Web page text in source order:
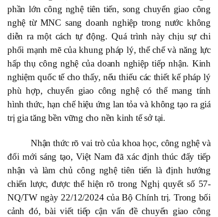
phần lớn công nghệ tiên tiến, song chuyển giao công
nghệ từ MNC sang doanh nghiệp trong nước không
diễn ra một cách tự động. Quá trình này chịu sự chi
phối mạnh mẽ của khung pháp lý, thể chế và năng lực
hấp thụ công nghệ của doanh nghiệp tiếp nhận. Kinh
nghiệm quốc tế cho thấy, nếu thiếu các thiết kế pháp lý
phù hợp, chuyển giao công nghệ có thể mang tính
hình thức, hạn chế hiệu ứng lan tỏa và không tạo ra giá
trị gia tăng bền vững cho nền kinh tế sở tại.
Nhận thức rõ vai trò của khoa học, công nghệ và
đổi mới sáng tạo, Việt Nam đã xác định thúc đẩy tiếp
nhận và làm chủ công nghệ tiên tiến là định hướng
chiến lược, được thể hiện rõ trong Nghị quyết số 57-
NQ/TW ngày 22/12/2024 của Bộ Chính trị. Trong bối
cảnh đó, bài viết tiếp cận vấn đề chuyển giao công